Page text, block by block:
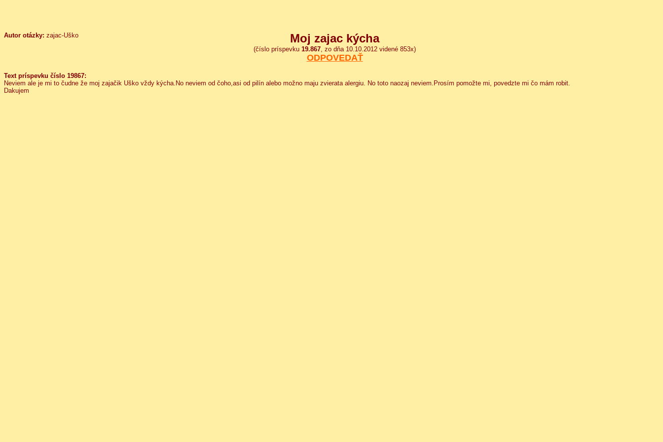
Autor otázky: zajac-Uško Moj zajac kýcha
(číslo príspevku 19.867, zo dňa 10.10.2012 videné 853x)
ODPOVEDAŤ
Text príspevku číslo 19867:
Neviem ale je mi to čudne že moj zajačik Uško vždy kýcha.No neviem od čoho,asi od pilín alebo možno maju zvierata alergiu. No toto naozaj neviem.Prosím pomožte mi, povedzte mi čo mám robit.
Dakujem